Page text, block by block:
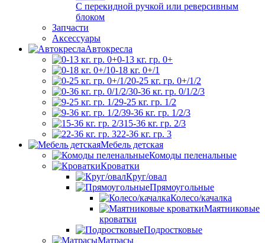
С перекидной ручкой или реверсивным
блоком
Запчасти
Аксессуары
Автокресла
0-13 кг. гр. 0+
0-18 кг. 0+/1
0-25 кг. гр. 0+/1/2
0-36 кг. гр. 0/1/2/3
9-25 кг. гр. 1/2
9-36 кг. гр. 1/2/3
15-36 кг. гр. 2/3
22-36 кг. гр. 3
Мебель детская
Комоды пеленальные
Кроватки
Круг/овал
Прямоугольные
Колесо/качалка
Маятниковые
кроватки
Подростковые
Матрасы